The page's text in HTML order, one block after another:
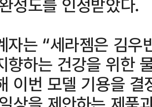
성도를 인정받았다.
자는 “세라젬은 김
향하는 건강을 위한
이번 모델 기용을